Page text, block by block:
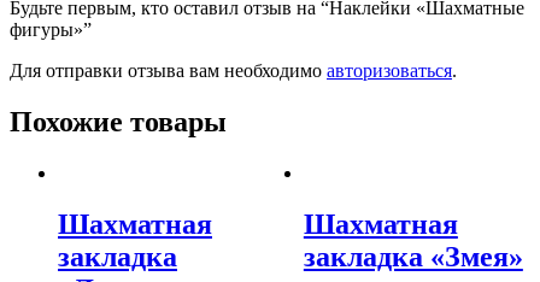
Будьте первым, кто оставил отзыв на “Наклейки «Шахматные
фигуры»”
Для отправки отзыва вам необходимо авторизоваться.
Похожие товары
Шахматная
закладка
Шахматная
закладка «Змея»